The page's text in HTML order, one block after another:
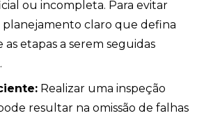
ou incompleta. Para evitar
planejamento claro que defina
etapas a serem seguidas
Realizar uma inspeção
resultar na omissão de falhas